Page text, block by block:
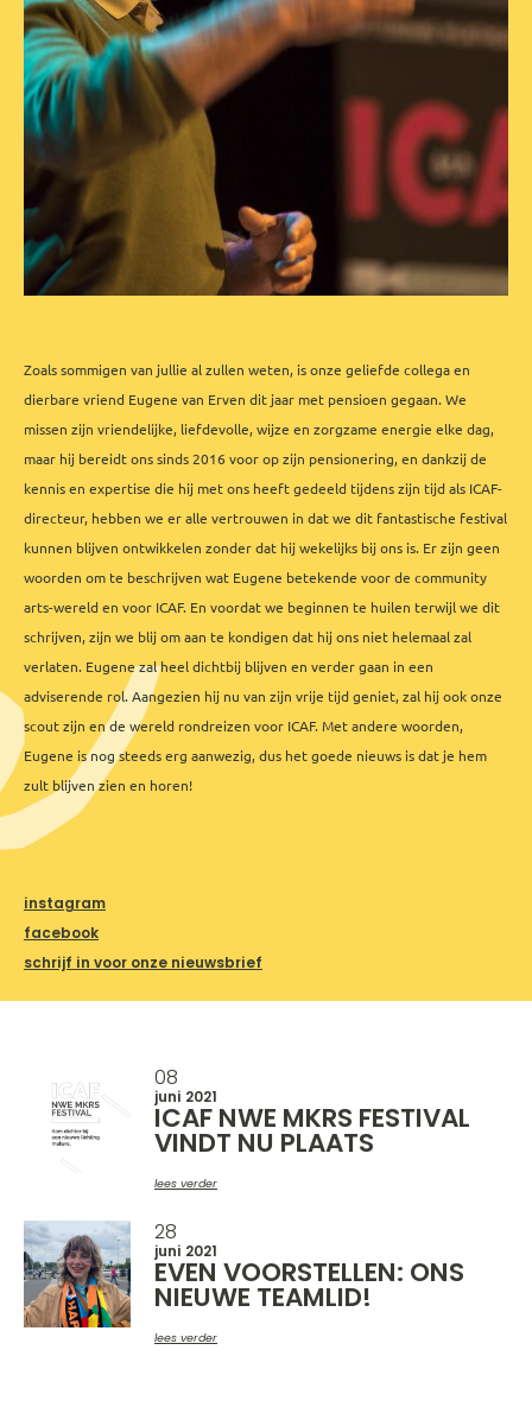
Zoals sommigen van jullie al zullen weten, is onze geliefde collega en
dierbare vriend Eugene van Erven dit jaar met pensioen gegaan. We
missen zijn vriendelijke, liefdevolle, wijze en zorgzame energie elke dag,
maar hij bereidt ons sinds 2016 voor op zijn pensionering, en dankzij de
kennis en expertise die hij met ons heeft gedeeld tijdens zijn tijd als ICAF-
directeur, hebben we er alle vertrouwen in dat we dit fantastische festival
kunnen blijven ontwikkelen zonder dat hij wekelijks bij ons is. Er zijn geen
woorden om te beschrijven wat Eugene betekende voor de community
arts-wereld en voor ICAF. En voordat we beginnen te huilen terwijl we dit
schrijven, zijn we blij om aan te kondigen dat hij ons niet helemaal zal
verlaten. Eugene zal heel dichtbij blijven en verder gaan in een
adviserende rol. Aangezien hij nu van zijn vrije tijd geniet, zal hij ook onze
scout zijn en de wereld rondreizen voor ICAF. Met andere woorden,
Eugene is nog steeds erg aanwezig, dus het goede nieuws is dat je hem
zult blijven zien en horen!
instagram
facebook
schrijf in voor onze nieuwsbrief
08
juni 2021
ICAF NWE MKRS FESTIVAL
VINDT NU PLAATS
lees verder
28
juni 2021
EVEN VOORSTELLEN: ONS
NIEUWE TEAMLID!
lees verder